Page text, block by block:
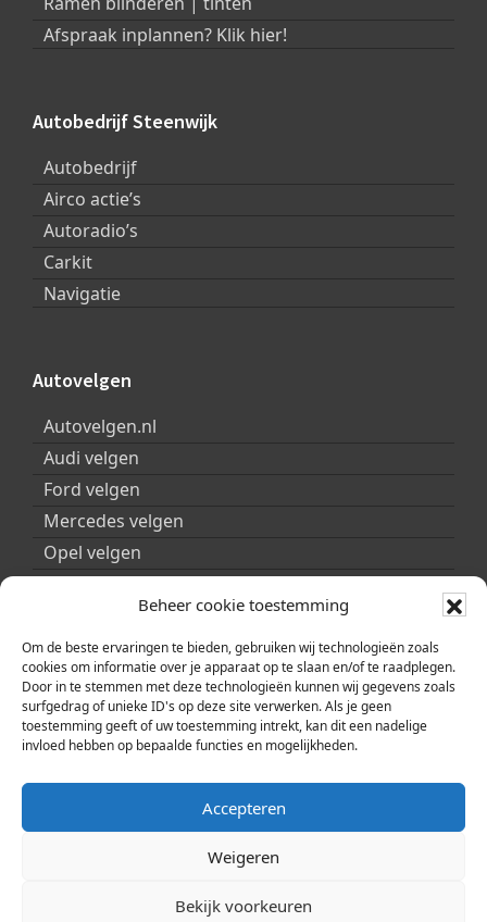
Beheer cookie toestemming
Om de beste ervaringen te bieden, gebruiken wij technologieën zoals
cookies om informatie over je apparaat op te slaan en/of te raadplegen.
Door in te stemmen met deze technologieën kunnen wij gegevens zoals
surfgedrag of unieke ID's op deze site verwerken. Als je geen
toestemming geeft of uw toestemming intrekt, kan dit een nadelige
invloed hebben op bepaalde functies en mogelijkheden.
Accepteren
Weigeren
Bekijk voorkeuren
Afspraak inplannen? Klik hier!
Autobedrijf Steenwijk
Autobedrijf
Airco actie’s
Autoradio’s
Carkit
Navigatie
Autovelgen
Autovelgen.nl
Audi velgen
Ford velgen
Mercedes velgen
Opel velgen
Peugeot velgen
Porsche velgen
Seat velgen
Skoda velgen
Smart velgen
Volkswagen velgen
© 2026 | Copyright ARA Automobility Center |